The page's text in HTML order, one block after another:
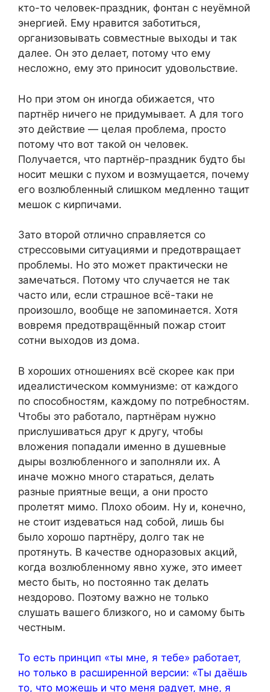
кто-то человек-праздник, фонтан с неуёмной
энергией. Ему нравится заботиться,
организовывать совместные выходы и так
далее. Он это делает, потому что ему
несложно, ему это приносит удовольствие.
Но при этом он иногда обижается, что
партнёр ничего не придумывает. А для того
это действие — целая проблема, просто
потому что вот такой он человек.
Получается, что партнёр-праздник будто бы
носит мешки с пухом и возмущается, почему
его возлюбленный слишком медленно тащит
мешок с кирпичами.
Зато второй отлично справляется со
стрессовыми ситуациями и предотвращает
проблемы. Но это может практически не
замечаться. Потому что случается не так
часто или, если страшное всё-таки не
произошло, вообще не запоминается. Хотя
вовремя предотвращённый пожар стоит
сотни выходов из дома.
В хороших отношениях всё скорее как при
идеалистическом коммунизме: от каждого
по способностям, каждому по потребностям.
Чтобы это работало, партнёрам нужно
прислушиваться друг к другу, чтобы
вложения попадали именно в душевные
дыры возлюбленного и заполняли их. А
иначе можно много стараться, делать
разные приятные вещи, а они просто
пролетят мимо. Плохо обоим. Ну и, конечно,
не стоит издеваться над собой, лишь бы
было хорошо партнёру, долго так не
протянуть. В качестве одноразовых акций,
когда возлюбленному явно хуже, это имеет
место быть, но постоянно так делать
нездорово. Поэтому важно не только
слушать вашего близкого, но и самому быть
честным.
То есть принцип «ты мне, я тебе» работает,
но только в расширенной версии: «Ты даёшь
то, что можешь и что меня радует, мне, я